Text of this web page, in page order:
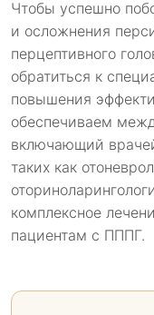
Чтобы успешно
и осложнения
перцептивного
обратиться к
повышения
обеспечиваем
включающий
таких как
комплексное
пациентам с ПППГ.